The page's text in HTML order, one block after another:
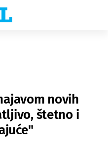
novih
štetno i